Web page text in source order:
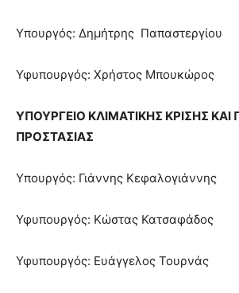
Υπουργός: Δημήτρης Παπαστεργίου
Υφυπουργός: Χρήστος Μπουκώρος
ΥΠΟΥΡΓΕΙΟ ΚΛΙΜΑΤΙΚΗΣ ΚΡΙΣΗΣ ΚΑΙ
ΠΡΟΣΤΑΣΙΑΣ
Υπουργός: Γιάννης Κεφαλογιάννης
Υφυπουργός: Κώστας Κατσαφάδος
Υφυπουργός: Ευάγγελος Τουρνάς